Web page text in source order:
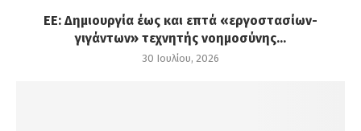
ΕΕ: Δημιουργία έως και επτά «εργοστασίων-
γιγάντων» τεχνητής νοημοσύνης...
30 Ιουλίου, 2026